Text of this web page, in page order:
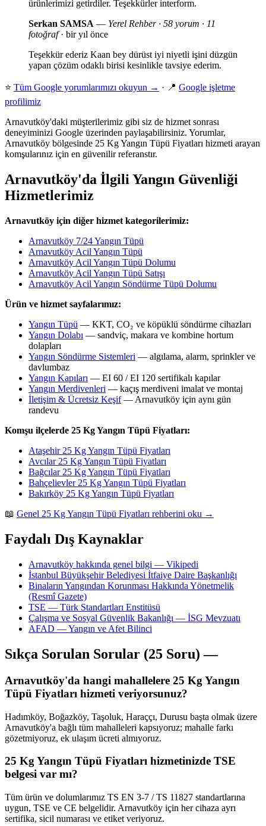
ürünlerimizi getirdiler. Teşekkürler interform.
Serkan SAMSA — Yerel Rehber · 58 yorum · 11
fotoğraf· bir yıl önce
Teşekkür ederiz Kaan bey dürüst iyi niyetli işini düzgün
yapan çözüm odaklı birisi kesinlikle tavsiye ederim.
⭐ Tüm Google yorumlarımızı okuyun → · 📍 Google işletme
profilimiz
Arnavutköy'daki müşterilerimiz gibi siz de hizmet sonrası
deneyiminizi Google üzerinden paylaşabilirsiniz. Yorumlar,
Arnavutköy bölgesinde 25 Kg Yangın Tüpü Fiyatları hizmeti arayan
komşularınız için en güvenilir referanstır.
Arnavutköy'da İlgili Yangın Güvenliği
Hizmetlerimiz
Arnavutköy için diğer hizmet kategorilerimiz:
Arnavutköy 7/24 Yangın Tüpü
Arnavutköy Acil Yangın Tüpü
Arnavutköy Acil Yangın Tüpü Dolumu
Arnavutköy Acil Yangın Tüpü Satışı
Arnavutköy Acil Yangın Söndürme Tüpü Dolumu
Ürün ve hizmet sayfalarımız:
Yangın Tüpü — KKT, CO₂ ve köpüklü söndürme cihazları
Yangın Dolabı — sandviç, makara ve kombine hortum
dolapları
Yangın Söndürme Sistemleri — algılama, alarm, sprinkler ve
davlumbaz
Yangın Kapıları — EI 60 / EI 120 sertifikalı kapılar
Yangın Merdivenleri — kaçış merdiveni imalat ve montaj
İletişim & Ücretsiz Keşif— Arnavutköy için aynı gün
randevu
Komşu ilçelerde 25 Kg Yangın Tüpü Fiyatları:
Ataşehir 25 Kg Yangın Tüpü Fiyatları
Avcılar 25 Kg Yangın Tüpü Fiyatları
Bağcılar 25 Kg Yangın Tüpü Fiyatları
Bahçelievler 25 Kg Yangın Tüpü Fiyatları
Bakırköy 25 Kg Yangın Tüpü Fiyatları
📖 Genel 25 Kg Yangın Tüpü Fiyatları rehberini oku →
Faydalı Dış Kaynaklar
Arnavutköy hakkında genel bilgi — Vikipedi
İstanbul Büyükşehir Belediyesi İtfaiye Daire Başkanlığı
Binaların Yangından Korunması Hakkında Yönetmelik
(Resmî Gazete)
TSE — Türk Standartları Enstitüsü
Çalışma ve Sosyal Güvenlik Bakanlığı — İSG Mevzuatı
AFAD — Yangın ve Afet Bilinci
Sıkça Sorulan Sorular (25 Soru) —
Arnavutköy'da hangi mahallelere 25 Kg Yangın
Tüpü Fiyatları hizmeti veriyorsunuz?
Hadımköy, Boğazköy, Taşoluk, Haraççı, Durusu başta olmak üzere
Arnavutköy'a bağlı tüm mahalleleri kapsıyoruz; mahalle farkı
gözetmiyoruz, ek ulaşım ücreti almıyoruz.
25 Kg Yangın Tüpü Fiyatları hizmetinizde TSE
belgesi var mı?
Tüm ürün ve dolumlarımız TS EN 3-7 / TS 11827 standartlarına
uygun, TSE ve CE belgelidir. Arnavutköy için her cihaza ayrı
sertifika, sicil numarası ve etiket veriyoruz.